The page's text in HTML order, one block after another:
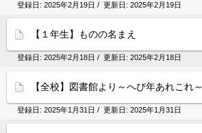
登録日: 2025年2月19日 / 更新日: 2025年2月19日
【１年生】ものの名まえ
登録日: 2025年2月18日 / 更新日: 2025年2月18日
【全校】図書館より～へび年あれこれ～
登録日: 2025年1月31日 / 更新日: 2025年1月31日